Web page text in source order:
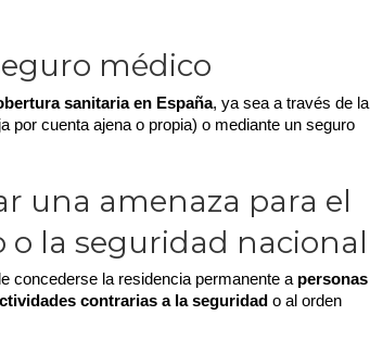
médico
sanitaria en España, ya sea a través de la
por cuenta ajena o propia) o mediante un seguro
una amenaza para el
la seguridad nacional
concederse la residencia permanente a personas
contrarias a la seguridad o al orden